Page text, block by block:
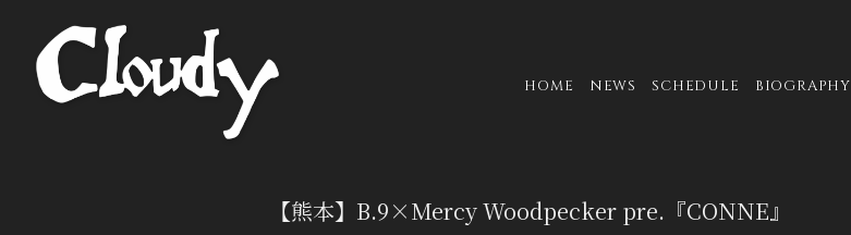
HOME NEWS SCHEDULE BIOGRAPHY
【熊本】B.9×Mercy Woodpecker pre.『CONNE』